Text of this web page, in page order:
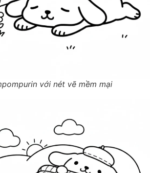
với nét vẽ mềm mại